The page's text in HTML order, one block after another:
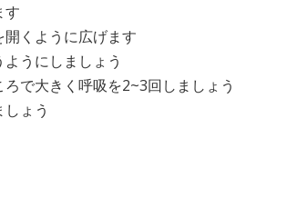
す
開くように広げます
ようにしましょう
ろで大きく呼吸を2~3回しましょう
しょう